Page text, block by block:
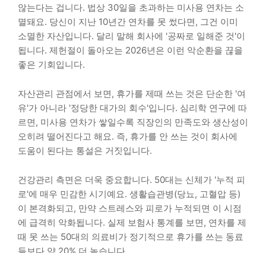
않는다는 겁니다. 법상 30일을 초과하는 미사용 연차는 소
멸돼요. 당신이 지난 10년간 연차를 못 썼다면, 그건 이미
소멸한 자산입니다. 달리 말해 회사에 '공짜로 일해준 것'이
됩니다. 제헌절이 돌아오는 2026년은 이런 악순환을 끊을
좋은 기회입니다.
자산관리 관점에서 보면, 휴가를 제때 쓰는 것은 단순한 '여
유'가 아니라 '정당한 대가의 회수'입니다. 심리학 연구에 따
르면, 미사용 연차가 쌓일수록 직장인의 만족도와 생산성이
오히려 떨어진다고 해요. 즉, 휴가를 안 쓰는 것이 회사에
도움이 된다는 통설은 거짓입니다.
건강관리 측면은 더욱 중요합니다. 50대는 신체가 '누적 피
로'에 매우 민감한 시기예요. 생활습관병(당뇨, 고혈압 등)
이 본격화되고, 만약 스트레스와 피로가 누적되면 이 시점
에 급격히 악화됩니다. 실제 보험사 통계를 보면, 연차를 제
때 못 쓰는 50대의 의료비가 정기적으로 휴가를 쓰는 동료